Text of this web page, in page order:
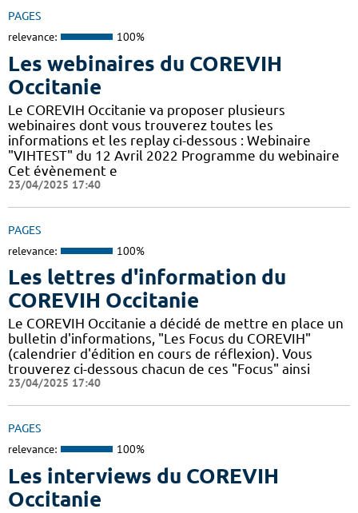
PAGES
relevance: 100%
Les webinaires du COREVIH
Occitanie
Le COREVIH Occitanie va proposer plusieurs
webinaires dont vous trouverez toutes les
informations et les replay ci-dessous : Webinaire
"VIHTEST" du 12 Avril 2022 Programme du webinaire
Cet évènement e
23/04/2025 17:40
PAGES
relevance: 100%
Les lettres d'information du
COREVIH Occitanie
Le COREVIH Occitanie a décidé de mettre en place un
bulletin d'informations, "Les Focus du COREVIH"
(calendrier d'édition en cours de réflexion). Vous
trouverez ci-dessous chacun de ces "Focus" ainsi
23/04/2025 17:40
PAGES
relevance: 100%
Les interviews du COREVIH
Occitanie